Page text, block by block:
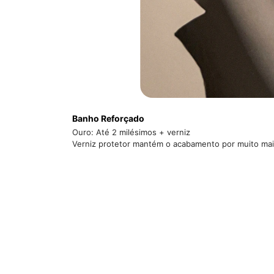
Banho Reforçado
Ouro: Até 2 milésimos + verniz
Verniz protetor mantém o acabamento por muito